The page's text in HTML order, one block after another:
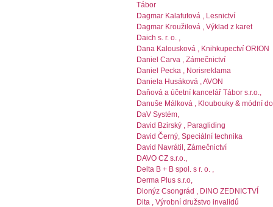
Tábor
Dagmar Kalafutová , Lesnictví
Dagmar Kroužilová , Výklad z karet
Daich s. r. o. ,
Dana Kalousková , Knihkupectví ORION
Daniel Carva , Zámečnictví
Daniel Pecka , Norisreklama
Daniela Husáková , AVON
Daňová a účetní kancelář Tábor s.r.o.,
Danuše Málková , Kloubouky & módní
DaV Systém,
David Bzirský , Paragliding
David Černý, Speciální technika
David Navrátil, Zámečnictví
DAVO CZ s.r.o.,
Delta B + B spol. s r. o. ,
Derma Plus s.r.o,
Dionýz Csongrád , DINO ZEDNICTVÍ
Dita , Výrobní družstvo invalidů